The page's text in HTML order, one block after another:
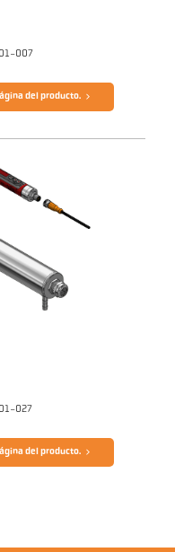
007
Dibujo acotado PK 11-K002
del producto.
027
del producto.